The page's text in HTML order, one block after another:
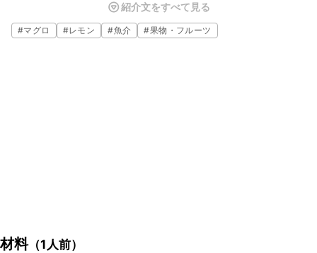
レモンをギュッと絞って食べると、さっぱりしてまた違う味わいが楽
しめますよ。
紹介文をすべて見る
#マグロ #レモン #魚介 #果物・フルーツ
材料（1人前）